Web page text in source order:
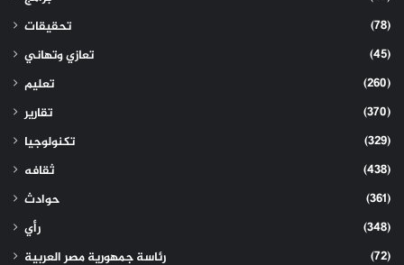
تحقيقات
(78)
تعازي وتهاني
(45)
تعليم
(260)
تقارير
(370)
تكنولوجيا
(329)
ثقافه
(438)
حوادث
(361)
رأي
(348)
رئاسة جمهورية مصر العربية
(72)